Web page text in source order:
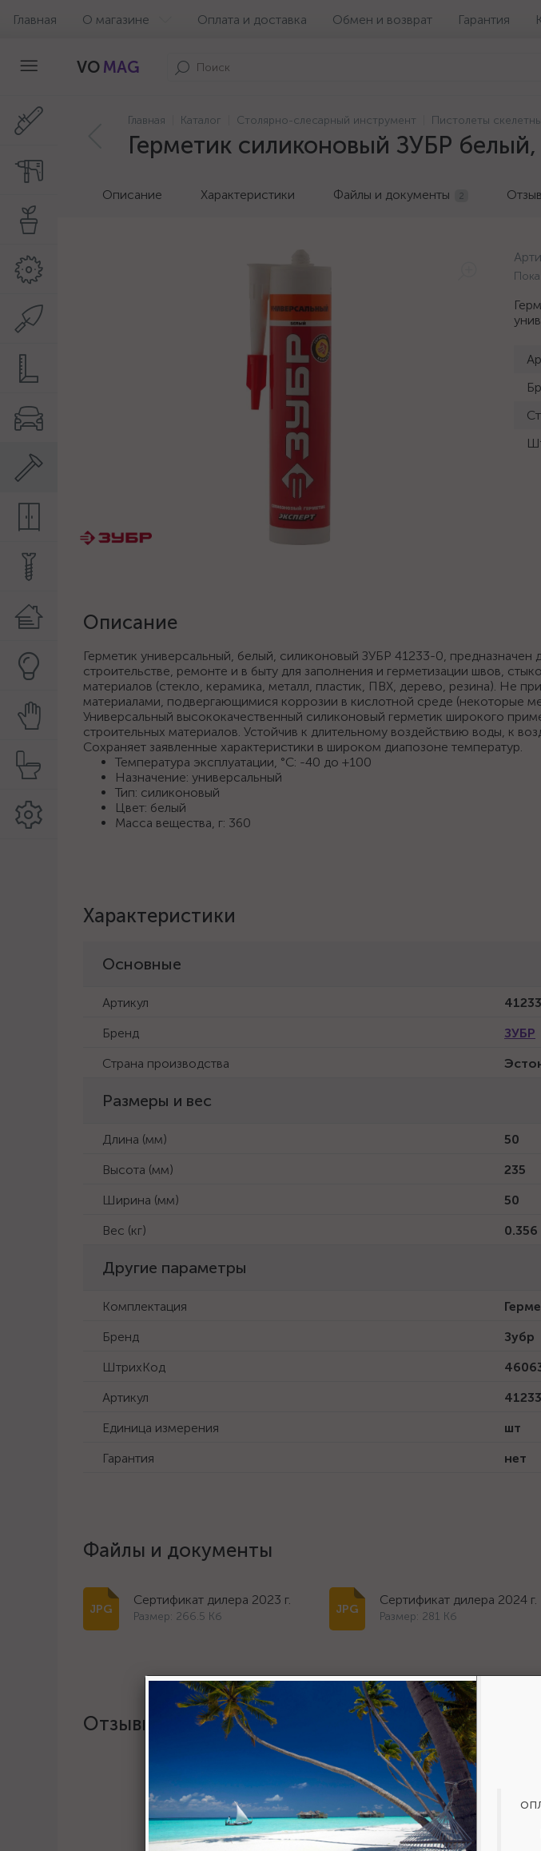
Главная О магазине Оплата и доставка Обмен и возврат Гарантия
VO MAG
Главная Каталог Столярно-слесарный инструмент Пистолеты
Герметик силиконовый ЗУБР
Описание Характеристики Файлы и документы 2
Описание
Герметик универсальный, белый, силиконовый ЗУБР 41233-0, предназначен
строительстве, ремонте и в быту для заполнения и герметизации швов,
материалов (стекло, керамика, металл, пластик, ПВХ, дерево, резина). Не
материалами, подвергающимися коррозии в кислотной среде (некоторые
Универсальный высококачественный силиконовый герметик широкого
строительных материалов. Устойчив к длительному воздействию воды, к
Сохраняет заявленные характеристики в широком диапозоне температур.
Температура эксплуатации, °C: -40 до +100
Назначение: универсальный
Тип: силиконовый
Цвет: белый
Масса вещества, г: 360
Характеристики
Основные
Артикул
Бренд
ЗУБР
Страна производства
Размеры и вес
Длина (мм)
50
Высота (мм)
235
Ширина (мм)
50
Вес (кг)
0.356
Другие параметры
Комплектация
Бренд
Зубр
ШтрихКод
Артикул
Единица измерения
шт
Гарантия
нет
Файлы и документы
Сертификат дилера 2023 г.
Размер: 266.5 Кб
Сертификат дилера 2024 г.
Размер: 281 Кб
Отзывы
Хотите оставить отзыв?
Поставьте свою оценку!